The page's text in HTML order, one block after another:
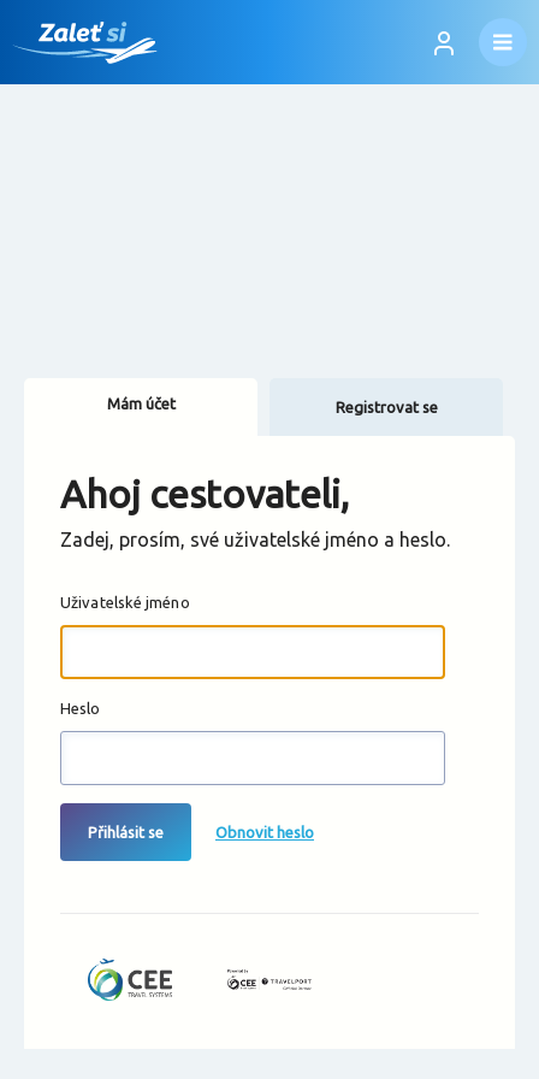
Změnit měnu
Mám účet Registrovat se
Ahoj cestovateli,
Zadej, prosím, své uživatelské jméno a heslo.
Uživatelské jméno
Heslo
Přihlásit se Obnovit heslo